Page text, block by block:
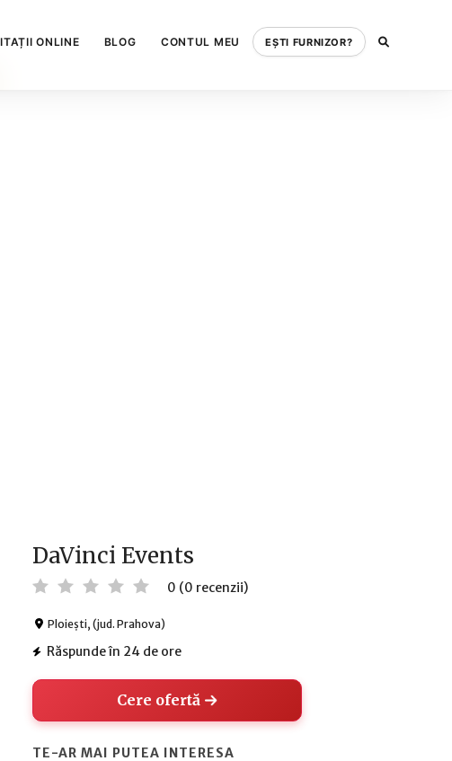
ONLINE BLOG CONTUL MEU EȘTI FURNIZOR?
DaVinci Events
0 (0 recenzii)
Ploiești, (jud. Prahova)
Răspunde în 24 de ore
Cere ofertă
TE-AR MAI PUTEA INTERESA